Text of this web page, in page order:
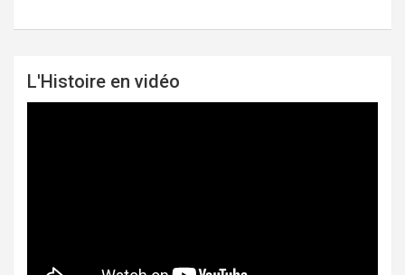
L'Histoire en vidéo